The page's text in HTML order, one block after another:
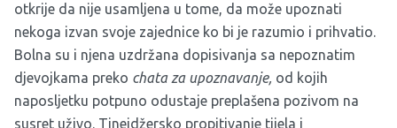
otkrije da nije usamljena u tome, da može upoznati
nekoga izvan svoje zajednice ko bi je razumio i prihvatio.
Bolna su i njena uzdržana dopisivanja sa nepoznatim
djevojkama preko chata za upoznavanje, od kojih
naposljetku potpuno odustaje preplašena pozivom na
susret uživo. Tinejdžersko propitivanje tijela i